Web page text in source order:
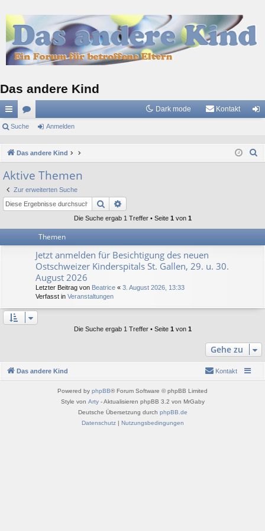
Das andere Kind
ch
llz
ug
riff
or
Dark mode Kontakt
el
Suche Anmelden
Das andere Kind
Aktive Themen
Zur erweiterten Suche
Suche
Die Suche ergab 1 Treffer • Seite 1 von 1
Themen
Jetzt anmelden für Besichtigung des neuen
Ostschweizer Kinderspitals St. Gallen, 29. u. 30.
August 2026
Letzter Beitrag von Beatrice « 3. August 2026, 13:33
Verfasst in Veranstaltungen
Die Suche ergab 1 Treffer • Seite 1 von 1
Gehe zu
Das andere Kind Kontakt
Powered by phpBB® Forum Software © phpBB Limited
Style von Arty- Aktualisieren phpBB 3.2 von MrGaby
Deutsche Übersetzung durch phpBB.de
Datenschutz| Nutzungsbedingungen